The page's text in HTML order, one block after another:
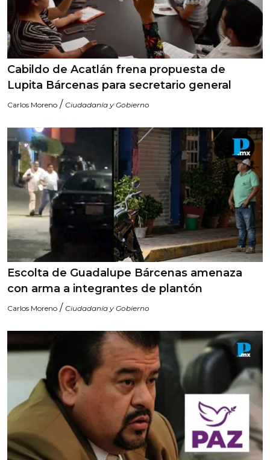
Cabildo de Acatlán frena propuesta de
Lupita Bárcenas para secretario general
Carlos Moreno / Ciudadanía y Gobierno
Escolta de Guadalupe Bárcenas amenaza
con arma a integrantes de plantón
Carlos Moreno / Ciudadanía y Gobierno